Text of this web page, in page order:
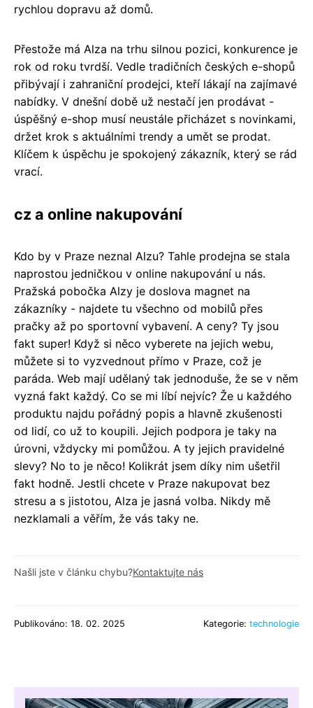
rychlou dopravu až domů.
Přestože má Alza na trhu silnou pozici, konkurence je
rok od roku tvrdší. Vedle tradičních českých e-shopů
přibývají i zahraniční prodejci, kteří lákají na zajímavé
nabídky. V dnešní době už nestačí jen prodávat -
úspěšný e-shop musí neustále přicházet s novinkami,
držet krok s aktuálními trendy a umět se prodat.
Klíčem k úspěchu je spokojený zákazník, který se rád
vrací.
cz a online nakupování
Kdo by v Praze neznal Alzu? Tahle prodejna se stala
naprostou jedničkou v online nakupování u nás.
Pražská pobočka Alzy je doslova magnet na
zákazníky - najdete tu všechno od mobilů přes
pračky až po sportovní vybavení. A ceny? Ty jsou
fakt super! Když si něco vyberete na jejich webu,
můžete si to vyzvednout přímo v Praze, což je
paráda. Web mají udělaný tak jednoduše, že se v něm
vyzná fakt každý. Co se mi líbí nejvíc? Že u každého
produktu najdu pořádný popis a hlavně zkušenosti
od lidí, co už to koupili. Jejich podpora je taky na
úrovni, vždycky mi pomůžou. A ty jejich pravidelné
slevy? No to je něco! Kolikrát jsem díky nim ušetřil
fakt hodně. Jestli chcete v Praze nakupovat bez
stresu a s jistotou, Alza je jasná volba. Nikdy mě
nezklamali a věřím, že vás taky ne.
Našli jste v článku chybu?Kontaktujte nás
Publikováno: 18. 02. 2025 Kategorie: technologie